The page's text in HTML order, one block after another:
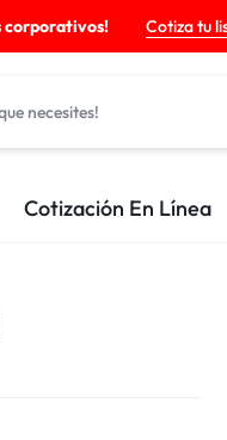
corporativos! Cotiza tu
Cotización En Línea